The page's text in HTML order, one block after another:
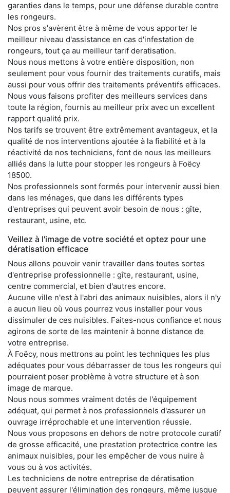
garanties dans le temps, pour une défense durable contre
les rongeurs.
Nos pros s'avèrent être à même de vous apporter le
meilleur niveau d'assistance en cas d'infestation de
rongeurs, tout ça au meilleur tarif deratisation.
Nous nous mettons à votre entière disposition, non
seulement pour vous fournir des traitements curatifs, mais
aussi pour vous offrir des traitements préventifs efficaces.
Nous vous faisons profiter des meilleurs services dans
toute la région, fournis au meilleur prix avec un excellent
rapport qualité prix.
Nos tarifs se trouvent être extrêmement avantageux, et la
qualité de nos interventions ajoutée à la fiabilité et à la
réactivité de nos techniciens, font de nous les meilleurs
alliés dans la lutte pour stopper les rongeurs à Foëcy
18500.
Nos professionnels sont formés pour intervenir aussi bien
dans les ménages, que dans les différents types
d'entreprises qui peuvent avoir besoin de nous : gîte,
restaurant, usine, etc.
Veillez à l'image de votre société et optez pour une
dératisation efficace
Nous allons pouvoir venir travailler dans toutes sortes
d'entreprise professionnelle : gîte, restaurant, usine,
centre commercial, et bien d'autres encore.
Aucune ville n'est à l'abri des animaux nuisibles, alors il n'y
a aucun lieu où vous pourrez vous installer pour vous
dissimuler de ces nuisibles. Faites-nous confiance et nous
agirons de sorte de les maintenir à bonne distance de
votre entreprise.
À Foëcy, nous mettrons au point les techniques les plus
adéquates pour vous débarrasser de tous les rongeurs qui
pourraient poser problème à votre structure et à son
image de marque.
Nous nous sommes vraiment dotés de l'équipement
adéquat, qui permet à nos professionnels d'assurer un
ouvrage irréprochable et une intervention réussie.
Nous vous proposons en dehors de notre protocole curatif
de grosse efficacité, une prestation protectrice contre les
animaux nuisibles, pour les empêcher de vous nuire à
vous ou à vos activités.
Les techniciens de notre entreprise de dératisation
peuvent assurer l'élimination des rongeurs, même jusque